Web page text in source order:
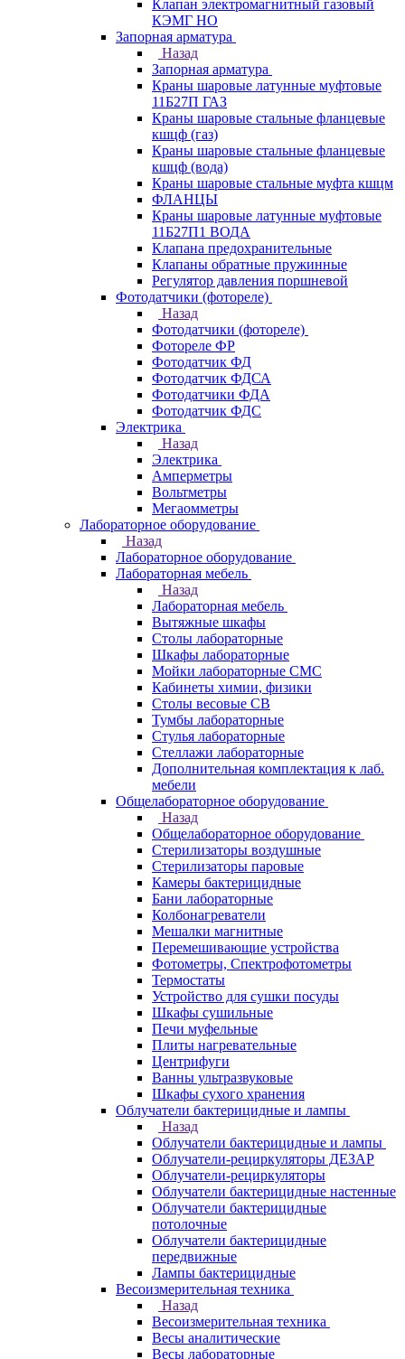
Клапан электромагнитный газовый
КЭМГ НО
Запорная арматура
Назад
Запорная арматура
Краны шаровые латунные муфтовые
11Б27П ГАЗ
Краны шаровые стальные фланцевые
кшцф (газ)
Краны шаровые стальные фланцевые
кшцф (вода)
Краны шаровые стальные муфта кшцм
ФЛАНЦЫ
Краны шаровые латунные муфтовые
11Б27П1 ВОДА
Клапана предохранительные
Клапаны обратные пружинные
Регулятор давления поршневой
Фотодатчики (фотореле)
Назад
Фотодатчики (фотореле)
Фотореле ФР
Фотодатчик ФД
Фотодатчик ФДСА
Фотодатчики ФДА
Фотодатчик ФДС
Электрика
Назад
Электрика
Амперметры
Вольтметры
Мегаомметры
Лабораторное оборудование
Назад
Лабораторное оборудование
Лабораторная мебель
Назад
Лабораторная мебель
Вытяжные шкафы
Столы лабораторные
Шкафы лабораторные
Мойки лабораторные СМС
Кабинеты химии, физики
Столы весовые СВ
Тумбы лабораторные
Стулья лабораторные
Стеллажи лабораторные
Дополнительная комплектация к лаб.
мебели
Общелабораторное оборудование
Назад
Общелабораторное оборудование
Стерилизаторы воздушные
Стерилизаторы паровые
Камеры бактерицидные
Бани лабораторные
Колбонагреватели
Мешалки магнитные
Перемешивающие устройства
Фотометры, Спектрофотометры
Термостаты
Устройство для сушки посуды
Шкафы сушильные
Печи муфельные
Плиты нагревательные
Центрифуги
Ванны ультразвуковые
Шкафы сухого хранения
Облучатели бактерицидные и лампы
Назад
Облучатели бактерицидные и лампы
Облучатели-рециркуляторы ДЕЗАР
Облучатели-рециркуляторы
Облучатели бактерицидные настенные
Облучатели бактерицидные
потолочные
Облучатели бактерицидные
передвижные
Лампы бактерицидные
Весоизмерительная техника
Назад
Весоизмерительная техника
Весы аналитические
Весы лабораторные